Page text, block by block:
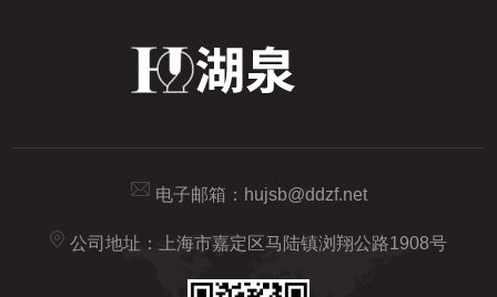
电子邮箱： hujsb@ddzf.net
公司地址：上海市嘉定区马陆镇浏翔公路1908号